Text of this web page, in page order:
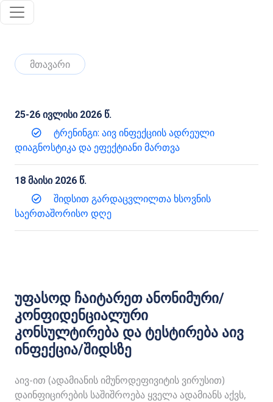
მთავარი
25-26 ივლისი 2026 წ.
ტრენინგი: აივ ინფექციის ადრეული
დიაგნოსტიკა და ეფექტიანი მართვა
18 მაისი 2026 წ.
შიდსით გარდაცვლილთა ხსოვნის
საერთაშორისო დღე
უფასოდ ჩაიტარეთ ანონიმური/
კონფიდენციალური
კონსულტირება და ტესტირება აივ
ინფექცია/შიდსზე
აივ-ით (ადამიანის იმუნოდეფივიტის ვირუსით)
დაინფიცირების საშიშროება ყველა ადამიანს აქვს,